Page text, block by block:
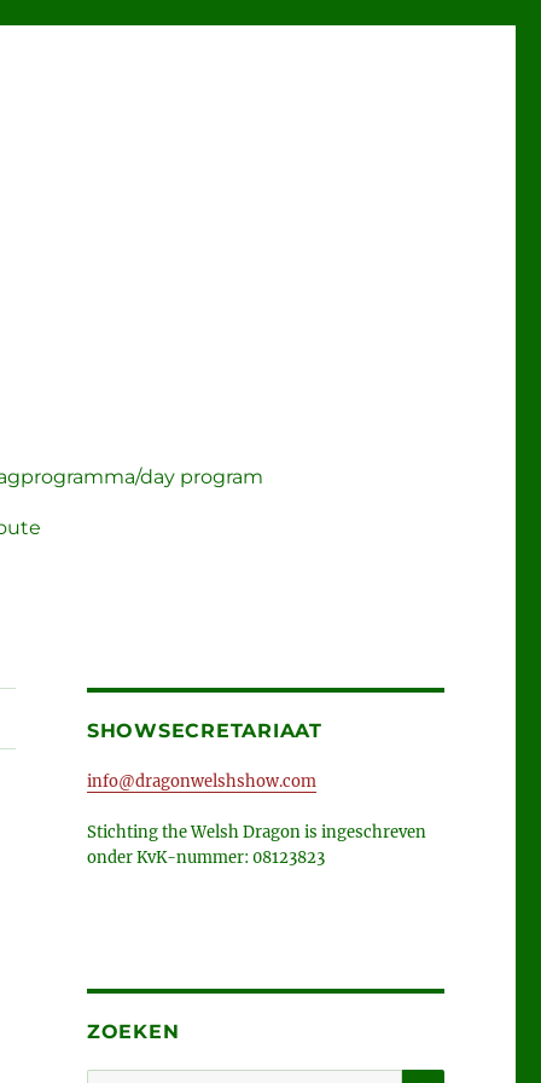
day program
SHOWSECRETARIAAT
info@dragonwelshshow.com
Stichting the Welsh Dragon is ingeschreven
onder KvK-nummer: 08123823
ZOEKEN
ZOEKEN